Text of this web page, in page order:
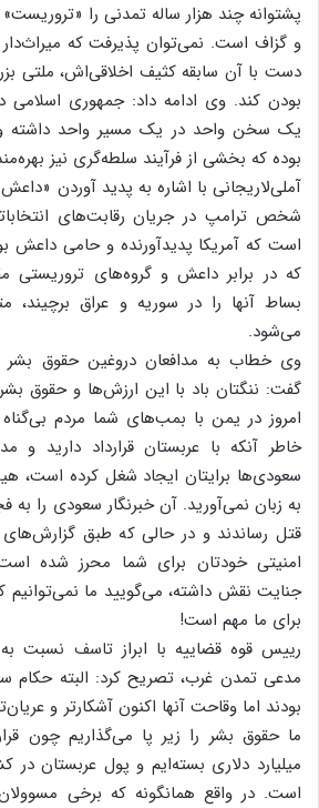
پشتوانه چند هزار ساله تمدنی را
و گزاف است. نمی‌توان پذیرفت که
دست با آن سابقه کثیف اخلاقی‌اش، ملتی
یک سخن واحد در یک مسیر واحد داشته و
بوده که بخشی از فرآیند سلطه‌گری نیز
آملی‌لاریجانی با اشاره به پدید آوردن
شخص ترامپ در جریان رقابت‌های
است که آمریکا پدیدآورنده و حامی داعش
که در برابر داعش و گروه‌های تروریستی
بساط آنها را در سوریه و عراق برچیند،
می‌شود.
وی خطاب به مدافعان دروغین حقوق بشر
گفت: ننگتان باد با این ارزش‌ها و حقوق
امروز در یمن با بمب‌های شما مردم
خاطر آنکه با عربستان قرارداد دارید و
سعودی‌ها برایتان ایجاد شغل کرده است،
به زبان نمی‌آورید. آن خبرنگار سعودی را
قتل رساندند و در حالی که طبق گزارش‌های
امنیتی خودتان برای شما محرز شده
جنایت نقش داشته، می‌گویید ما نمی‌توانیم
برای ما مهم است!
رییس قوه قضاییه با ابراز تاسف نسبت
مدعی تمدن غرب، تصریح کرد: البته حکام
بودند اما وقاحت آنها اکنون آشکارتر و
ما حقوق بشر را زیر پا می‌گذاریم چون
میلیارد دلاری بسته‌ایم و پول عربستان در
است. در واقع همانگونه که برخی